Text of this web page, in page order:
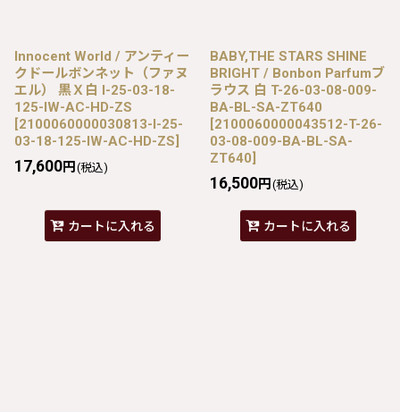
Innocent World / アンティー
クドールボンネット（ファヌ
エル） 黒Ｘ白 I-25-03-18-
125-IW-AC-HD-ZS
[2100060000030813-I-25-
03-18-125-IW-AC-HD-ZS]
17,600円 (税込)
カートに入れる
BABY,THE STARS SHINE
BRIGHT / Bonbon Parfumブ
ラウス 白 T-26-03-08-009-
BA-BL-SA-ZT640
[2100060000043512-T-26-
03-08-009-BA-BL-SA-
ZT640]
16,500円 (税込)
カートに入れる